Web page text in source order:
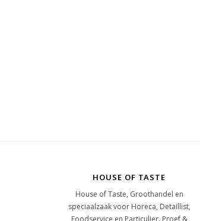
HOUSE OF TASTE
House of Taste, Groothandel en
speciaalzaak voor Horeca, Detaillist,
Foodservice en Particulier. Proef &